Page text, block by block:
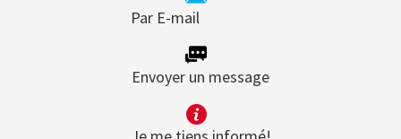
Par E-mail
Envoyer un message